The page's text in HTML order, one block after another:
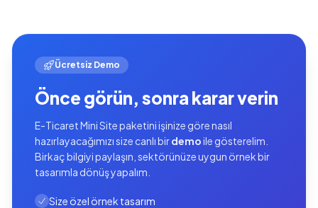
Ücretsiz Demo
Önce görün, sonra karar verin
E-Ticaret Mini Site paketini işinize göre nasıl
hazırlayacağımızı size canlı birdemoile gösterelim.
Birkaç bilgiyi paylaşın, sektörünüze uygun örnek bir
tasarımla dönüş yapalım.
Size özel örnek tasarım